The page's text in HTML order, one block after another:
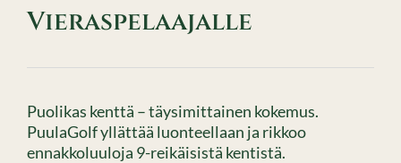
Vieraspelaajalle
Puolikas kenttä – täysimittainen kokemus.
PuulaGolf yllättää luonteellaan ja rikkoo
ennakkoluuloja 9-reikäisistä kentistä.